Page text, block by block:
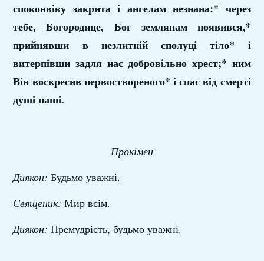
споконвіку закрита і ангелам незнана:* через
тебе, Богородице, Бог землянам появився,*
прийнявши в незлитній сполуці тіло* і
витерпівши задля нас добровільно хрест;* ним
Він воскресив первоствореного* і спас від смерті
душі наші.
Прокімен
Диякон: Будьмо уважні.
Священик: Мир всім.
Диякон: Премудрість, будьмо уважні.